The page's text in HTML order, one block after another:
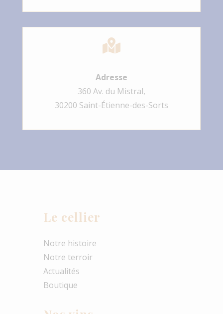

Adresse
360 Av. du Mistral,
30200 Saint-Étienne-des-Sorts
Le cellier
Notre histoire
Notre terroir
Actualités
Boutique